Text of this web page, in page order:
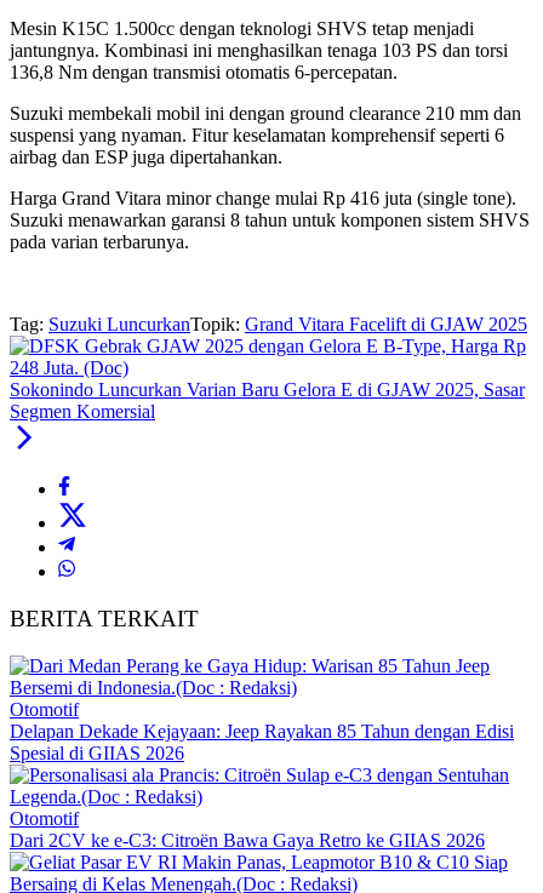
Mesin K15C 1.500cc dengan teknologi SHVS tetap menjadi
jantungnya. Kombinasi ini menghasilkan tenaga 103 PS dan torsi
136,8 Nm dengan transmisi otomatis 6-percepatan.
Suzuki membekali mobil ini dengan ground clearance 210 mm dan
suspensi yang nyaman. Fitur keselamatan komprehensif seperti 6
airbag dan ESP juga dipertahankan.
Harga Grand Vitara minor change mulai Rp 416 juta (single tone).
Suzuki menawarkan garansi 8 tahun untuk komponen sistem SHVS
pada varian terbarunya.
Tag: Suzuki LuncurkanTopik: Grand Vitara Facelift di GJAW 2025
Sokonindo Luncurkan Varian Baru Gelora E di GJAW 2025, Sasar
Segmen Komersial
BERITA TERKAIT
Otomotif
Delapan Dekade Kejayaan: Jeep Rayakan 85 Tahun dengan Edisi
Spesial di GIIAS 2026
Otomotif
Dari 2CV ke e-C3: Citroën Bawa Gaya Retro ke GIIAS 2026